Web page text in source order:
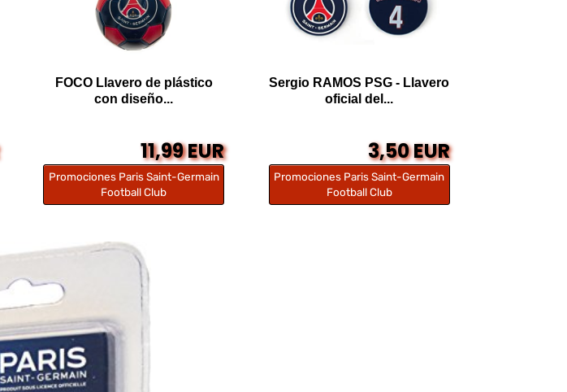
FOCO Llavero de plástico
con diseño...
11,99 EUR
Promociones Paris Saint-Germain
Football Club
Sergio RAMOS PSG - Llavero
oficial del...
3,50 EUR
Promociones Paris Saint-Germain
Football Club